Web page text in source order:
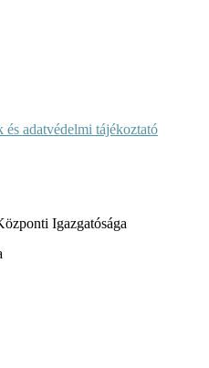
és adatvédelmi tájékoztató
Igazgatósága